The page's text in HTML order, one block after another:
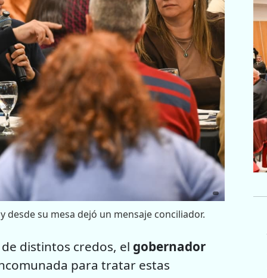
su mesa dejó un mensaje conciliador.
distintos credos, el gobernador
para tratar estas